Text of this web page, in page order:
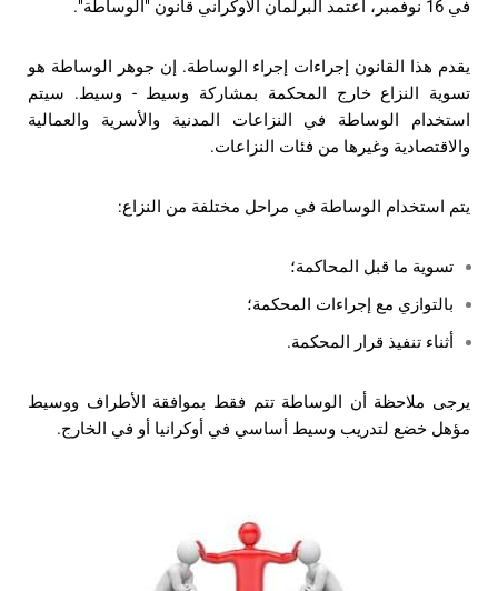
في 16 نوفمبر، اعتمد البرلمان الأوكراني قانون "الوساطة".
يقدم هذا القانون إجراءات إجراء الوساطة. إن جوهر الوساطة هو
تسوية النزاع خارج المحكمة بمشاركة وسيط - وسيط. سيتم
استخدام الوساطة في النزاعات المدنية والأسرية والعمالية
والاقتصادية وغيرها من فئات النزاعات.
يتم استخدام الوساطة في مراحل مختلفة من النزاع:
تسوية ما قبل المحاكمة؛
بالتوازي مع إجراءات المحكمة؛
أثناء تنفيذ قرار المحكمة.
يرجى ملاحظة أن الوساطة تتم فقط بموافقة الأطراف ووسيط
مؤهل خضع لتدريب وسيط أساسي في أوكرانيا أو في الخارج.